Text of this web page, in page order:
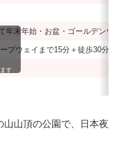
年末年始・お盆・ゴールデンウ
プウェイまで15分＋徒歩30分
す
山山頂の公園で、日本夜